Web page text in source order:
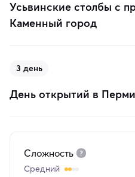
Усьвинские столбы с
Каменный город
3 день
День открытий в Перми
Сложность
Средний